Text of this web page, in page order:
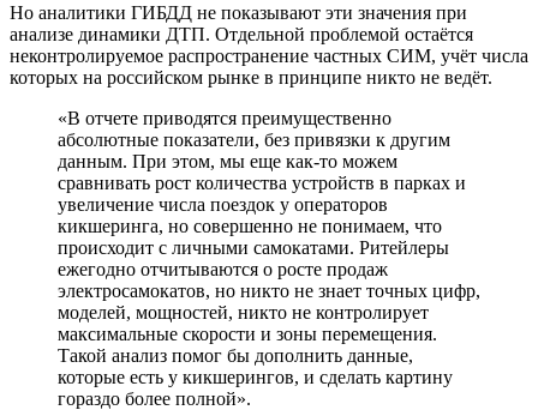
Но аналитики ГИБДД не показывают эти значения при
анализе динамики ДТП. Отдельной проблемой остаётся
неконтролируемое распространение частных СИМ, учёт числа
которых на российском рынке в принципе никто не ведёт.
«В отчете приводятся преимущественно
абсолютные показатели, без привязки к другим
данным. При этом, мы еще как-то можем
сравнивать рост количества устройств в парках и
увеличение числа поездок у операторов
кикшеринга, но совершенно не понимаем, что
происходит с личными самокатами. Ритейлеры
ежегодно отчитываются о росте продаж
электросамокатов, но никто не знает точных цифр,
моделей, мощностей, никто не контролирует
максимальные скорости и зоны перемещения.
Такой анализ помог бы дополнить данные,
которые есть у кикшерингов, и сделать картину
гораздо более полной».